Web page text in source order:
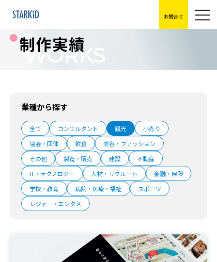
お問合せ
制作実績
WORKS
業種から探す
全て コンサルタント 観光
小売り
協会・団体
飲食
美容・ファッション
その他
製造・販売 建設
不動産
IT・テクノロジー
人材・リクルート
金融・保険
学校・教育
病院・医療・福祉
スポーツ
レジャー・エンタメ